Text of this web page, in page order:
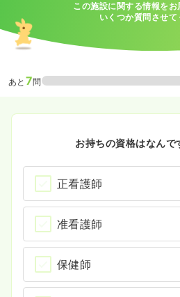
この施設に関する情報を
いくつか質問させて
あと 7問
お持ちの資格はなんで
正看護師
准看護師
保健師